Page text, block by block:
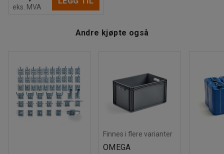
eks. MVA
Andre kjøpte også
Finnes i flere varianter
OMEGA